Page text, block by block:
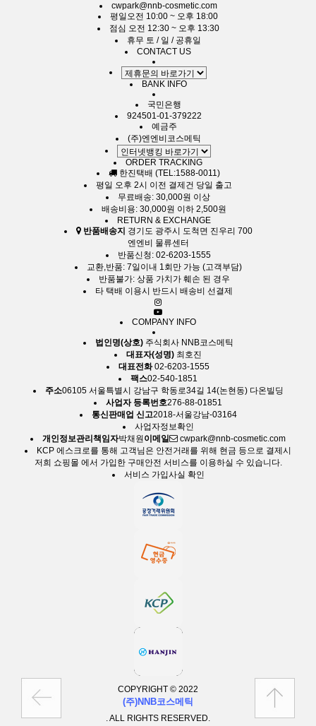
cwpark@nnb-cosmetic.com
평일 오전 10:00 ~ 오후 18:00
점심 오전 12:30 ~ 오후 13:30
휴무 토 / 일 / 공휴일
CONTACT US
BANK INFO
국민은행
924501-01-379222
예금주
(주)엔엔비코스메틱
ORDER TRACKING
한진택배 (TEL:1588-0011)
평일 오후 2시 이전 결제건 당일 출고
무료배송: 30,000원 이상
배송비용: 30,000원 이하 2,500원
RETURN & EXCHANGE
반품배송지 경기도 광주시 도척면 진우리 700
엔엔비 물류센터
반품신청: 02-6203-1555
교환,반품: 7일이내 1회만 가능 (고객부담)
반품불가: 상품 가치가 훼손 된 경우
타 택배 이용시 반드시 배송비 선결제
COMPANY INFO
법인명(상호) 주식회사 NNB코스메틱
대표자(성명) 최호진
대표전화 02-6203-1555
팩스02-540-1851
주소06105 서울특별시 강남구 학동로34길 14(논현동) 다온빌딩
사업자 등록번호276-88-01851
통신판매업 신고2018-서울강남-03164
사업자정보확인
개인정보관리책임자박채원 이메일
cwpark@nnb-cosmetic.com
KCP 에스크로를 통해 고객님은 안전거래를 위해 현금 등으로 결제시
저희 쇼핑몰 에서 가입한 구매안전 서비스를 이용하실 수 있습니다.
서비스 가입사실 확인
COPYRIGHT © 2022
(주)NNB코스메틱
. ALL RIGHTS RESERVED.